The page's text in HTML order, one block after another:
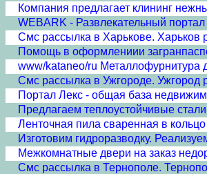
Компания предлагает клининг
WEBARK - Развлекательный портал
Смс рассылка в Харькове. Харьков
Помощь в оформлениии
www/kataneo/ru Металлофурнитура
Смс рассылка в Ужгороде. Ужгород
Портал Лекс - общая база
Предлагаем теплоустойчивые
Ленточная пила сваренная в
Изготовим гидроразводку.
Межкомнатные двери на заказ
Смс рассылка в Тернополе.